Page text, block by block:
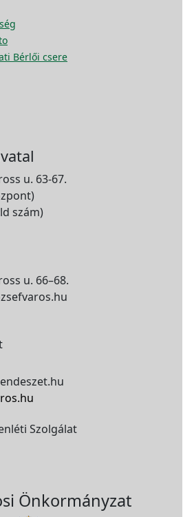
Bérlői csere
u. 63-67.
szám)
u. 66–68.
Szolgálat
Önkormányzat